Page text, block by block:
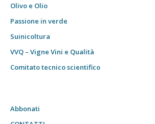
Olivo e Olio
Passione in verde
Suinicoltura
VVQ – Vigne Vini e Qualità
Comitato tecnico scientifico
Abbonati